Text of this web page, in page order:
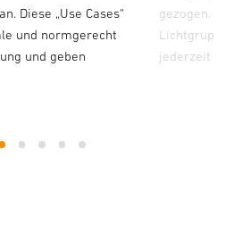
Diese „Use Cases“
und normgerecht
und geben
gezogen. Mit
Lichtgruppen
jederzeit
1 3 5